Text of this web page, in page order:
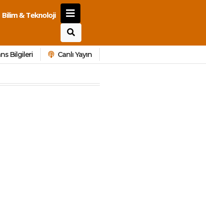
Bilim & Teknoloji
Bilgileri Canlı Yayın